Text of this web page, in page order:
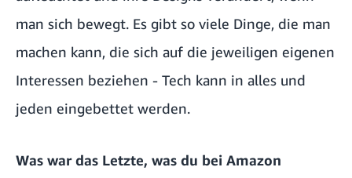
man sich bewegt. Es gibt so viele Dinge, die man
machen kann, die sich auf die jeweiligen eigenen
Interessen beziehen - Tech kann in alles und
jeden eingebettet werden.
Was war das Letzte, was du bei Amazon